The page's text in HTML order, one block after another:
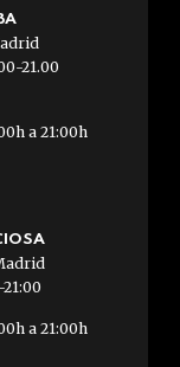
21.00
a 21:00h
21:00
a 21:00h